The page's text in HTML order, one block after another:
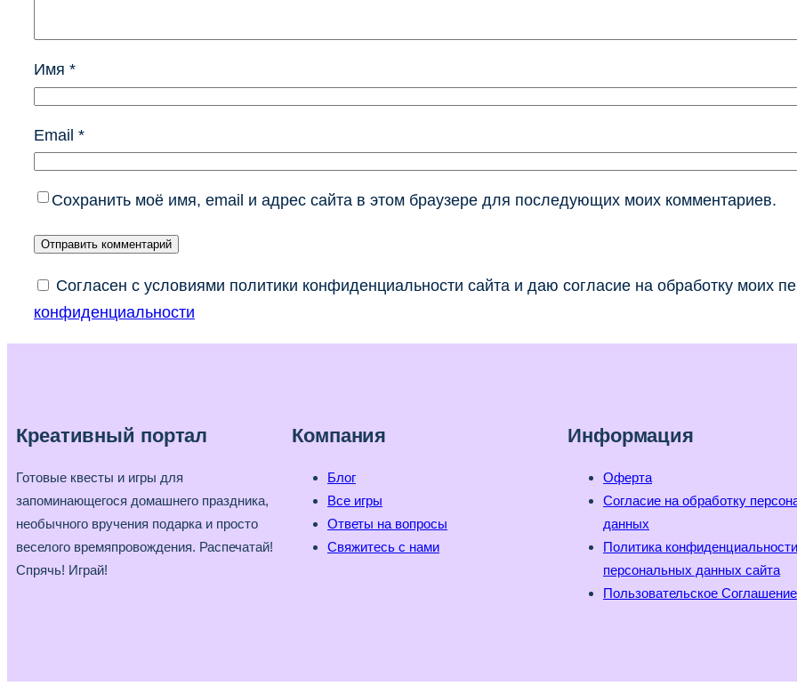
Имя *
Email *
Сохранить моё имя, email и адрес сайта в этом браузере для последующих моих комментариев.
Согласен с условиями политики конфиденциальности сайта и даю согласие на обработку моих
конфиденциальности
Креативный портал
Готовые квесты и игры для
запоминающегося домашнего праздника,
необычного вручения подарка и просто
веселого времяпровождения. Распечатай!
Спрячь! Играй!
Компания
Блог
Все игры
Ответы на вопросы
Свяжитесь с нами
Информация
Оферта
Согласие на обработку
данных
Политика конфиденциальности
персональных данных сайта
Пользовательское Соглашение